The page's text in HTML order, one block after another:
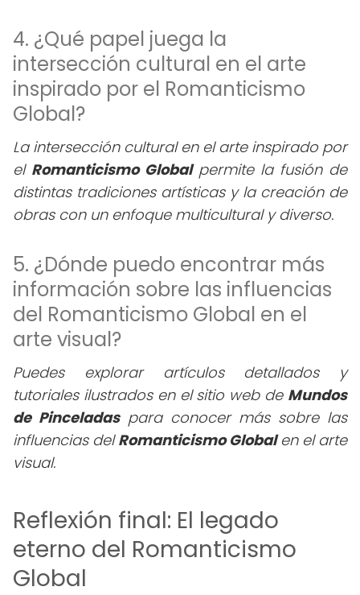
4. ¿Qué papel juega la
intersección cultural en el arte
inspirado por el Romanticismo
Global?
La intersección cultural en el arte inspirado por
el Romanticismo Globalpermite la fusión de
distintas tradiciones artísticas y la creación de
obras con un enfoque multicultural y diverso.
5. ¿Dónde puedo encontrar más
información sobre las influencias
del Romanticismo Global en el
arte visual?
Puedes explorar artículos detallados y
tutoriales ilustrados en el sitio web de Mundos
de Pinceladaspara conocer más sobre las
influencias delRomanticismo Globalen el arte
visual.
Reflexión final: El legado
eterno del Romanticismo
Global